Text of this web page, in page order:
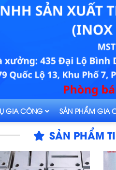
GIA CÔNG SẢN PHẨM GIA
SẢN PHẨM